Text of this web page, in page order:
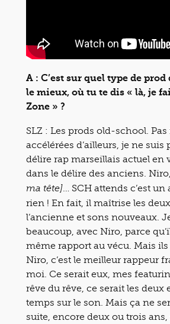
A : C’est sur quel type de prod
le mieux, où tu te dis « là, je
Zone » ?
SLZ : Les prods old-school.
accélérées d’ailleurs, je ne suis
délire rap marseillais actuel en
dans le délire des anciens.
ma tête]… SCH attends c’est un
rien ! En fait, il maîtrise les
l’ancienne et sons nouveaux.
beaucoup, avec Niro, parce
même rapport au vécu. Mais
Niro, c’est le meilleur rappeur
moi. Ce serait eux, mes
rêve du rêve, ce serait les deux
temps sur le son. Mais ça ne
suite, encore deux ou trois ans,